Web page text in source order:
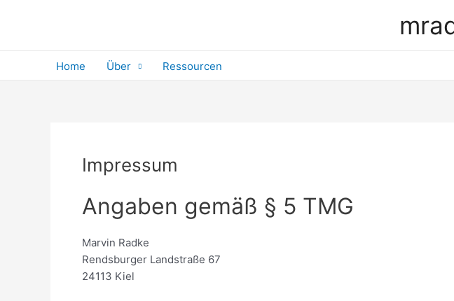
Home Über Ressourcen
Impressum
Angaben gemäß § 5 TMG
Marvin Radke
Rendsburger Landstraße 67
24113 Kiel